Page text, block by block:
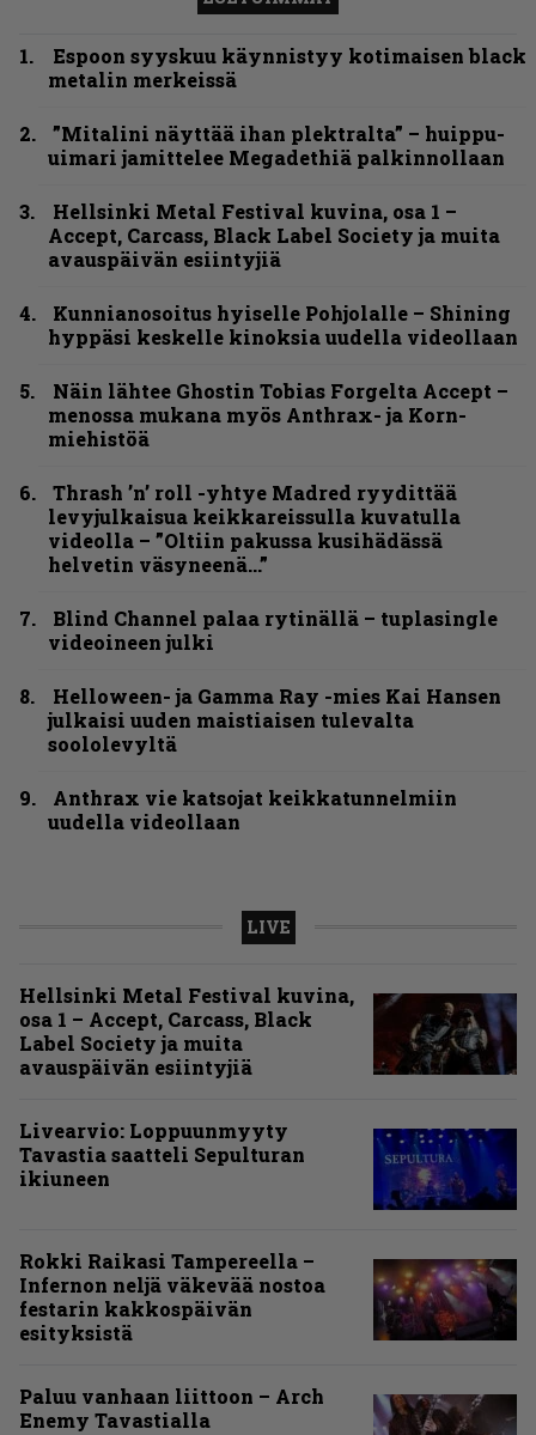
Espoon syyskuu käynnistyy kotimaisen black
metalin merkeissä
”Mitalini näyttää ihan plektralta” – huippu-
uimari jamittelee Megadethiä palkinnollaan
Hellsinki Metal Festival kuvina, osa 1 –
Accept, Carcass, Black Label Society ja muita
avauspäivän esiintyjiä
Kunnianosoitus hyiselle Pohjolalle – Shining
hyppäsi keskelle kinoksia uudella videollaan
Näin lähtee Ghostin Tobias Forgelta Accept –
menossa mukana myös Anthrax- ja Korn-
miehistöä
Thrash ’n’ roll -yhtye Madred ryydittää
levyjulkaisua keikkareissulla kuvatulla
videolla – ”Oltiin pakussa kusihädässä
helvetin väsyneenä…”
Blind Channel palaa rytinällä – tuplasingle
videoineen julki
Helloween- ja Gamma Ray -mies Kai Hansen
julkaisi uuden maistiaisen tulevalta
soololevyltä
Anthrax vie katsojat keikkatunnelmiin
uudella videollaan
LIVE
Hellsinki Metal Festival kuvina,
osa 1 – Accept, Carcass, Black
Label Society ja muita
avauspäivän esiintyjiä
Livearvio: Loppuunmyyty
Tavastia saatteli Sepulturan
ikiuneen
Rokki Raikasi Tampereella –
Infernon neljä väkevää nostoa
festarin kakkospäivän
esityksistä
Paluu vanhaan liittoon – Arch
Enemy Tavastialla